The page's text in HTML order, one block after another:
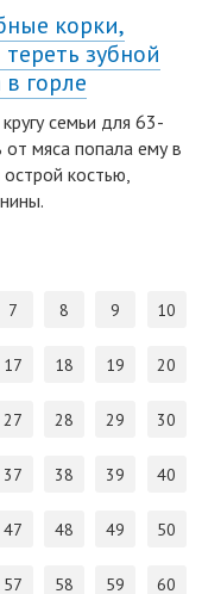
корки,
зубной
горле
семьи для 63-
мяса попала ему в
костью,
7 8 9 10
17 18 19 20
27 28 29 30
37 38 39 40
47 48 49 50
57 58 59 60